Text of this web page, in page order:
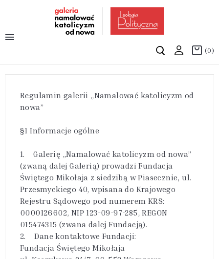

(0)
Regulamin galerii „Namalować katolicyzm od
nowa”
§1 Informacje ogólne
1. Galerię „Namalować katolicyzm od nowa”
(zwaną dalej Galerią) prowadzi Fundacja
Świętego Mikołaja z siedzibą w Piasecznie, ul.
Przesmyckiego 40, wpisana do Krajowego
Rejestru Sądowego pod numerem KRS:
0000126602, NIP 123-09-97-285, REGON
015474315 (zwana dalej Fundacją).
2. Dane kontaktowe Fundacji:
Fundacja Świętego Mikołaja